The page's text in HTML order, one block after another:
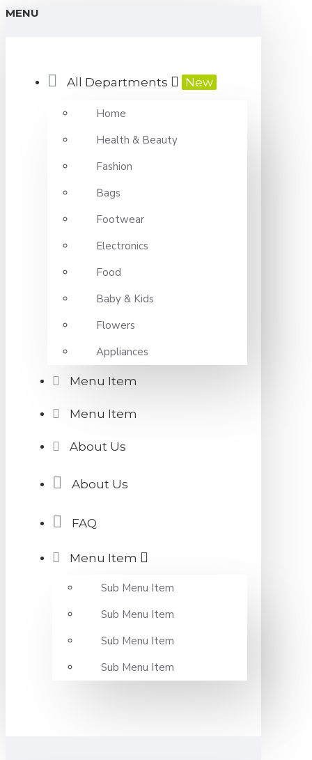
MENU
All Departments New
Home
Health & Beauty
Fashion
Bags
Footwear
Electronics
Food
Baby & Kids
Flowers
Appliances
Menu Item
Menu Item
About Us
About Us
FAQ
Menu Item
Sub Menu Item
Sub Menu Item
Sub Menu Item
Sub Menu Item